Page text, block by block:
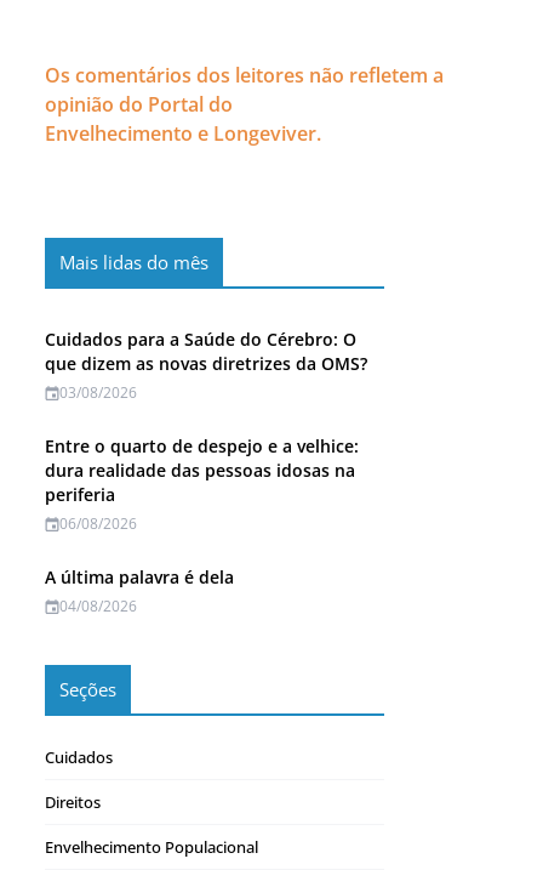
Os comentários dos leitores não refletem a
opinião do Portal do
Envelhecimento e Longeviver.
Mais lidas do mês
Cuidados para a Saúde do Cérebro: O
que dizem as novas diretrizes da OMS?
03/08/2026
Entre o quarto de despejo e a velhice:
dura realidade das pessoas idosas na
periferia
06/08/2026
A última palavra é dela
04/08/2026
Seções
Cuidados
Direitos
Envelhecimento Populacional